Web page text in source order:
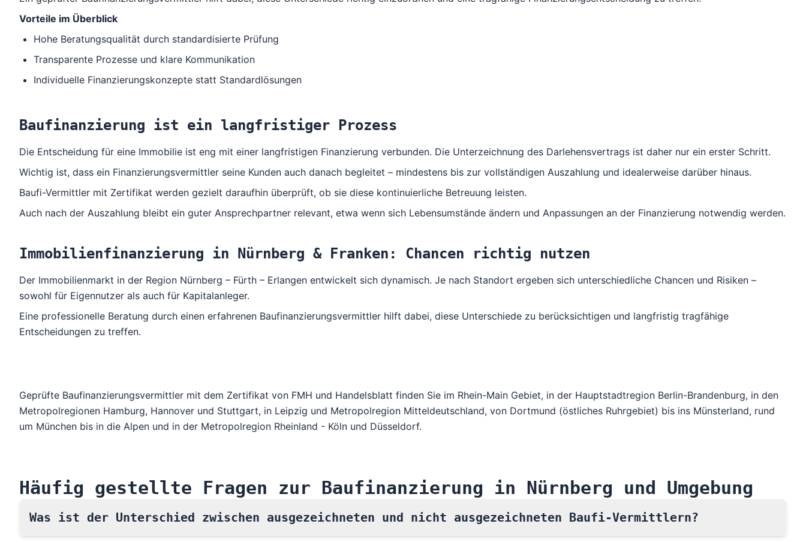
Vorteile im Überblick
Hohe Beratungsqualität durch standardisierte Prüfung
Transparente Prozesse und klare Kommunikation
Individuelle Finanzierungskonzepte statt Standardlösungen
Baufinanzierung ist ein langfristiger Prozess
Die Entscheidung für eine Immobilie ist eng mit einer langfristigen Finanzierung verbunden. Die Unterzeichnung des Darlehensvertrags ist daher nur ein erster Schritt.
Wichtig ist, dass ein Finanzierungsvermittler seine Kunden auch danach begleitet – mindestens bis zur vollständigen Auszahlung und idealerweise darüber hinaus.
Baufi-Vermittler mit Zertifikat werden gezielt daraufhin überprüft, ob sie diese kontinuierliche Betreuung leisten.
Auch nach der Auszahlung bleibt ein guter Ansprechpartner relevant, etwa wenn sich Lebensumstände ändern und Anpassungen an der Finanzierung notwendig werden.
Immobilienfinanzierung in Nürnberg & Franken: Chancen richtig nutzen
Der Immobilienmarkt in der Region Nürnberg – Fürth – Erlangen entwickelt sich dynamisch. Je nach Standort ergeben sich unterschiedliche Chancen und Risiken –
sowohl für Eigennutzer als auch für Kapitalanleger.
Eine professionelle Beratung durch einen erfahrenen Baufinanzierungsvermittler hilft dabei, diese Unterschiede zu berücksichtigen und langfristig tragfähige
Entscheidungen zu treffen.
Geprüfte Baufinanzierungsvermittler mit dem Zertifikat von FMH und Handelsblatt finden Sie im Rhein-Main Gebiet, in der Hauptstadtregion Berlin-Brandenburg, in den
Metropolregionen Hamburg, Hannover und Stuttgart, in Leipzig und Metropolregion Mitteldeutschland, von Dortmund (östliches Ruhrgebiet) bis ins Münsterland, rund
um München bis in die Alpen und in der Metropolregion Rheinland - Köln und Düsseldorf.
Häufig gestellte Fragen zur Baufinanzierung in Nürnberg und Umgebung
Was ist der Unterschied zwischen ausgezeichneten und nicht ausgezeichneten Baufi-Vermittlern?